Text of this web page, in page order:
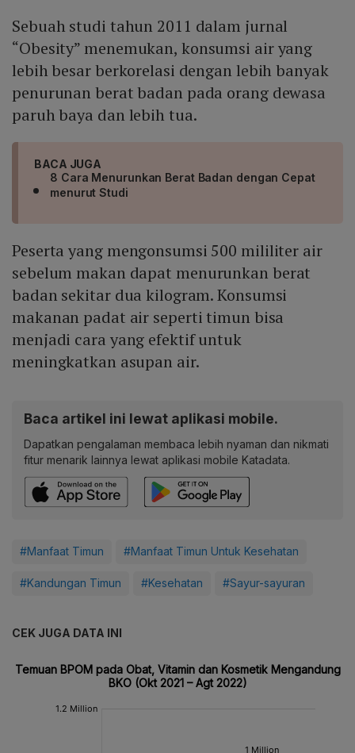
Sebuah studi tahun 2011 dalam jurnal
“Obesity” menemukan, konsumsi air yang
lebih besar berkorelasi dengan lebih banyak
penurunan berat badan pada orang dewasa
paruh baya dan lebih tua.
BACA JUGA
8 Cara Menurunkan Berat Badan dengan Cepat
menurut Studi
Peserta yang mengonsumsi 500 mililiter air
sebelum makan dapat menurunkan berat
badan sekitar dua kilogram. Konsumsi
makanan padat air seperti timun bisa
menjadi cara yang efektif untuk
meningkatkan asupan air.
Baca artikel ini lewat aplikasi mobile.
Dapatkan pengalaman membaca lebih nyaman dan nikmati
fitur menarik lainnya lewat aplikasi mobile Katadata.
#Manfaat Timun #Manfaat Timun Untuk Kesehatan
#Kandungan Timun #Kesehatan #Sayur-sayuran
CEK JUGA DATA INI